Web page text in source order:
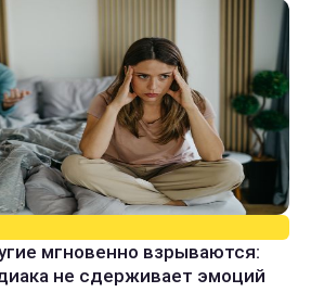
мгновенно взрываются:
не сдерживает эмоций